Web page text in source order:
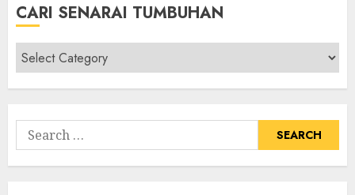
CARI SENARAI TUMBUHAN
Cari
Senarai
Tumbuhan
Search
for: